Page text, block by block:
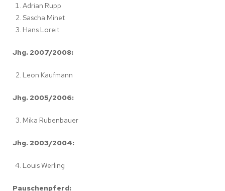
Adrian Rupp
Sascha Minet
Hans Loreit
Jhg. 2007/2008:
Leon Kaufmann
Jhg. 2005/2006:
Mika Rubenbauer
Jhg. 2003/2004:
Louis Werling
Pauschenpferd: